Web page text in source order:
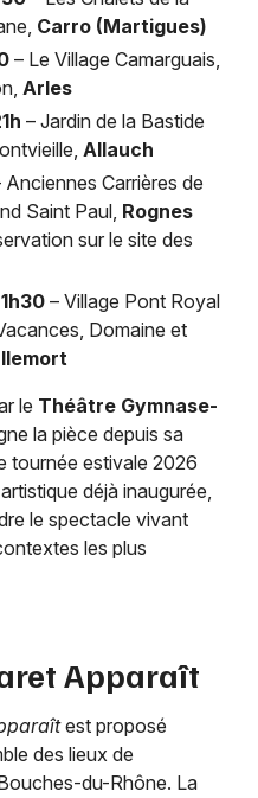
Carro (Martigues)
– Le Village Camarguais,
Arles
– Jardin de la Bastide
Allauch
Anciennes Carrières de
Saint Paul, Rognes
sur le site des
– Village Pont Royal
Domaine et
le Théâtre Gymnase-
la pièce depuis sa
tournée estivale 2026
déjà inaugurée,
le spectacle vivant
les plus
Apparaît
est proposé
des lieux de
du-Rhône. La